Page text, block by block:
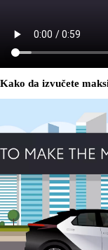
Kako da izvučete